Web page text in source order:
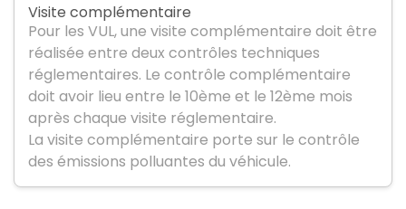
Visite complémentaire
Pour les VUL, une visite complémentaire doit être
réalisée entre deux contrôles techniques
réglementaires. Le contrôle complémentaire
doit avoir lieu entre le 10ème et le 12ème mois
après chaque visite réglementaire.
La visite complémentaire porte sur le contrôle
des émissions polluantes du véhicule.